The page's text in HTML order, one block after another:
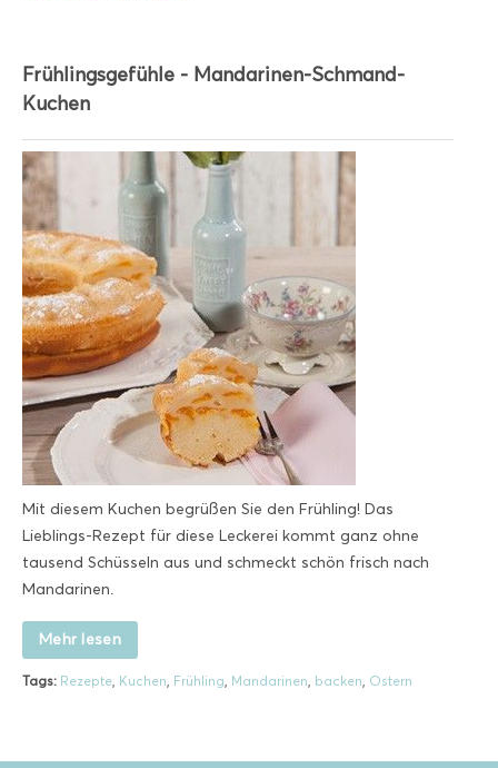
Frühlingsgefühle - Mandarinen-Schmand-
Kuchen
Mit diesem Kuchen begrüßen Sie den Frühling! Das
Lieblings-Rezept für diese Leckerei kommt ganz ohne
tausend Schüsseln aus und schmeckt schön frisch nach
Mandarinen.
Mehr lesen
Tags: Rezepte, Kuchen, Frühling, Mandarinen, backen, Ostern